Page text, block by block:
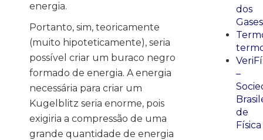
energia.
Portanto, sim, teoricamente
(muito hipoteticamente), seria
possível criar um buraco negro
formado de energia. A energia
necessária para criar um
Kugelblitz seria enorme, pois
exigiria a compressão de uma
grande quantidade de energia
dos
Gases
–
de
Física